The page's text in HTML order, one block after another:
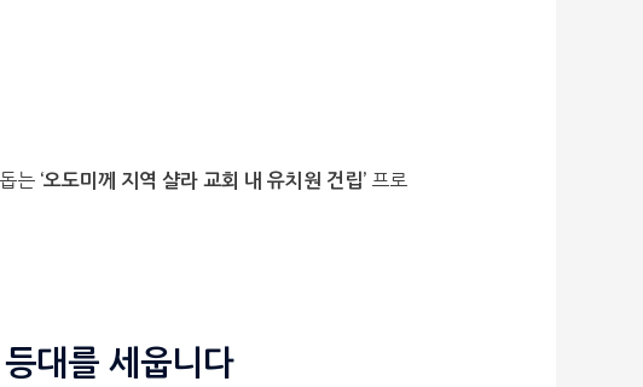
는 ‘오도미께 지역 샬라 교회 내 유치원 건립’프로
대를 세웁니다